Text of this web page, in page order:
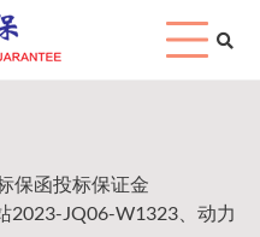
保函投标保证金
2023-JQ06-W1323、动力